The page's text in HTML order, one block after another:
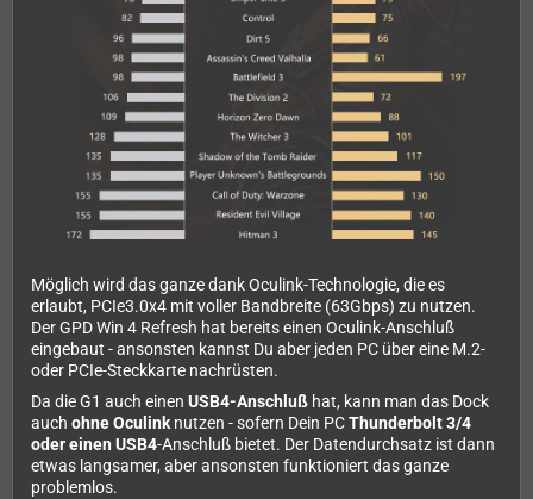
Möglich wird das ganze dank Oculink-Technologie, die es
erlaubt, PCIe3.0x4 mit voller Bandbreite (63Gbps) zu nutzen.
Der GPD Win 4 Refresh hat bereits einen Oculink-Anschluß
eingebaut - ansonsten kannst Du aber jeden PC über eine M.2-
oder PCIe-Steckkarte nachrüsten.
Da die G1 auch einen USB4-Anschluß hat, kann man das Dock
auch ohne Oculinknutzen - sofern Dein PCThunderbolt 3/4
oder einen USB4-Anschluß bietet. Der Datendurchsatz ist dann
etwas langsamer, aber ansonsten funktioniert das ganze
problemlos.